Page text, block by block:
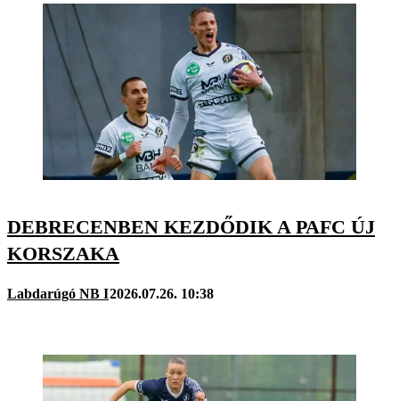
DEBRECENBEN KEZDŐDIK A PAFC ÚJ
KORSZAKA
Labdarúgó NB I2026.07.26. 10:38